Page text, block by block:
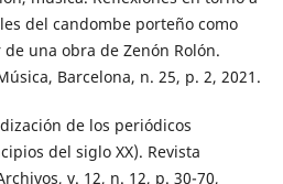
del candombe porteño como
una obra de Zenón Rolón.
Barcelona, n. 25, p. 2, 2021.
de los periódicos
del siglo XX). Revista
v. 12, n. 12, p. 30-70,